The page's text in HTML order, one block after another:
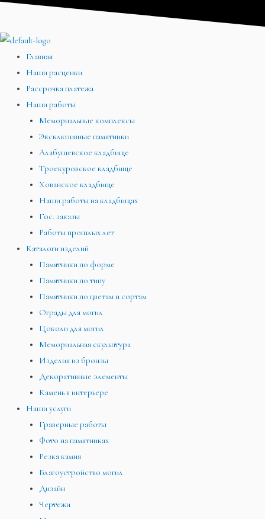
Перейти
содержимому
Главная
Наши расценки
Рассрочка платежа
Наши работы
Мемориальные комплексы
Эксклюзивные памятники
Алабушевское кладбище
Троекуровское кладбище
Хованское кладбище
Наши работы на кладбищах
Гос. заказы
Работы прошлых лет
Каталоги изделий
Памятники по форме
Памятники по типу
Памятники по цветам и сортам
Ограды для могил
Цоколи для могил
Мемориальная скульптура
Изделия из бронзы
Декоративные элементы
Камень в интерьере
Наши услуги
Граверные работы
Фото на памятниках
Резка камня
Благоустройство могил
Дизайн
Чертежи